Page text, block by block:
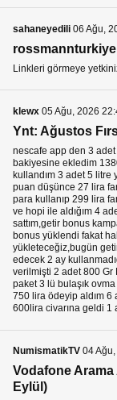
sahaneyedili 06 Ağu,
Linkleri görmeye
klewx 05 Ağu, 2026
Ynt: Ağustos
nescafe app den 3
bakiyesine ekledim
kullandım 3 adet 5
puan düşünce 27 lira
para kullanıp 299 lira
ve hopi ile aldığım 4
sattım,getir bonus
bonus yüklendi fakat
yükleteceğiz,bugün
edecek 2 ay
verilmişti 2 adet 800 Gr
paket 3 lü bulaşık
750 lira ödeyip aldım 6
600lira civarına geldi 1
NumismatikTV 04
Vodafone Arama
Eylül)